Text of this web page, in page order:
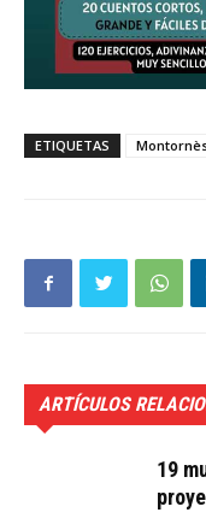
ETIQUETAS
ARTÍCULOS
19